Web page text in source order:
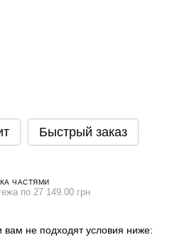
Быстрый заказ
ЧАСТЯМИ
по 27 149.00 грн
вам не подходят условия ниже: